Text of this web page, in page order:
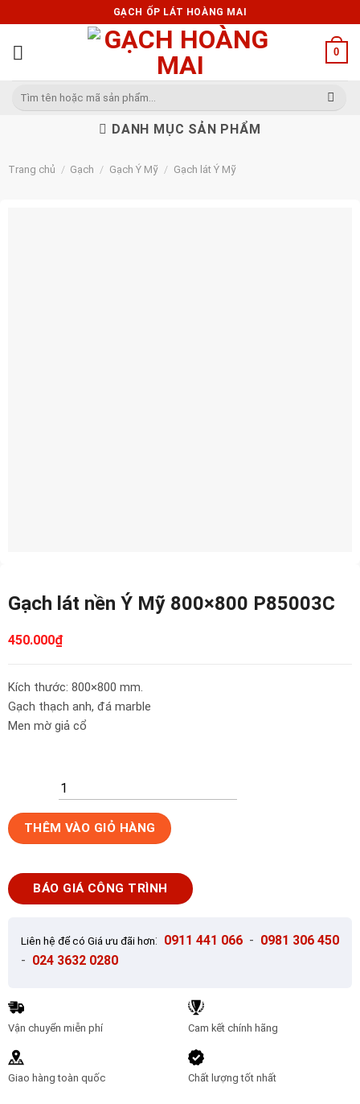
to
content
GẠCH ỐP LÁT HOÀNG MAI
0
Tìm
DANH MỤC SẢN PHẨM
Trang chủ / Gạch / Gạch Ý Mỹ / Gạch lát Ý Mỹ
Gạch lát nền Ý Mỹ 800×800 P85003C
450.000₫
Kích thước: 800×800 mm.
Gạch thạch anh, đá marble
Men mờ giả cổ
Gạch
lát
Ý
Mỹ
lượng
THÊM VÀO GIỎ HÀNG
BÁO GIÁ CÔNG TRÌNH
Liên hệ để có Giá ưu đãi hơn: 0911 441 066 - 0981 306 450
- 024 3632 0280
Vận chuyển miễn phí
Giao hàng toàn quốc
Cam kết chính hãng
Chất lượng tốt nhất